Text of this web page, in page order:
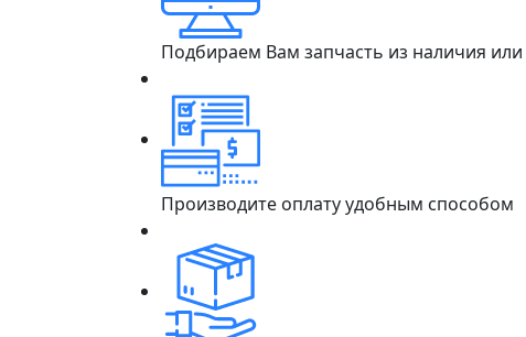
Подбираем Вам запчасть из наличия
Производите оплату удобным способом